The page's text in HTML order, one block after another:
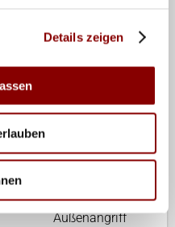
Details zeigen
Libera
Außenangriff
Außenangriff